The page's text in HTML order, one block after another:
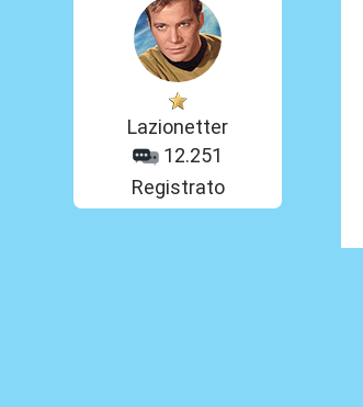
Lazionetter
12.251
Registrato